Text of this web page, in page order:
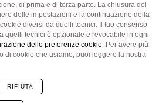
Policy
Cookie Policy
Plus Communications
di prima e di terza parte. La chiusura del
delle impostazioni e la continuazione della
diversi da quelli tecnici. Il tuo consenso
quelli tecnici è opzionale e revocabile in ogni
delle preferenze cookie. Per avere più
di cookie che usiamo, puoi leggere la nostra
RIFIUTA